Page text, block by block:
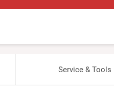
Service & Tools